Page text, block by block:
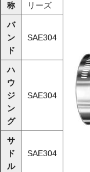
称
リーズ
バ
ン
ド
SAE304
ハ
ウ
ジ
ン
グ
SAE304
サ
ド
ル
SAE304